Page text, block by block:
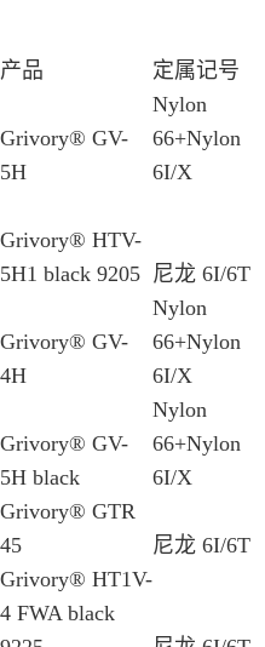
产品 定属记号
Grivory® GV-
5H
Nylon
66+Nylon
6I/X
Grivory® HTV-
5H1 black 9205 尼龙 6I/6T
Grivory® GV-
4H
Nylon
66+Nylon
6I/X
Grivory® GV-
5H black
Nylon
66+Nylon
6I/X
Grivory® GTR
45
尼龙 6I/6T
Grivory® HT1V-
4 FWA black